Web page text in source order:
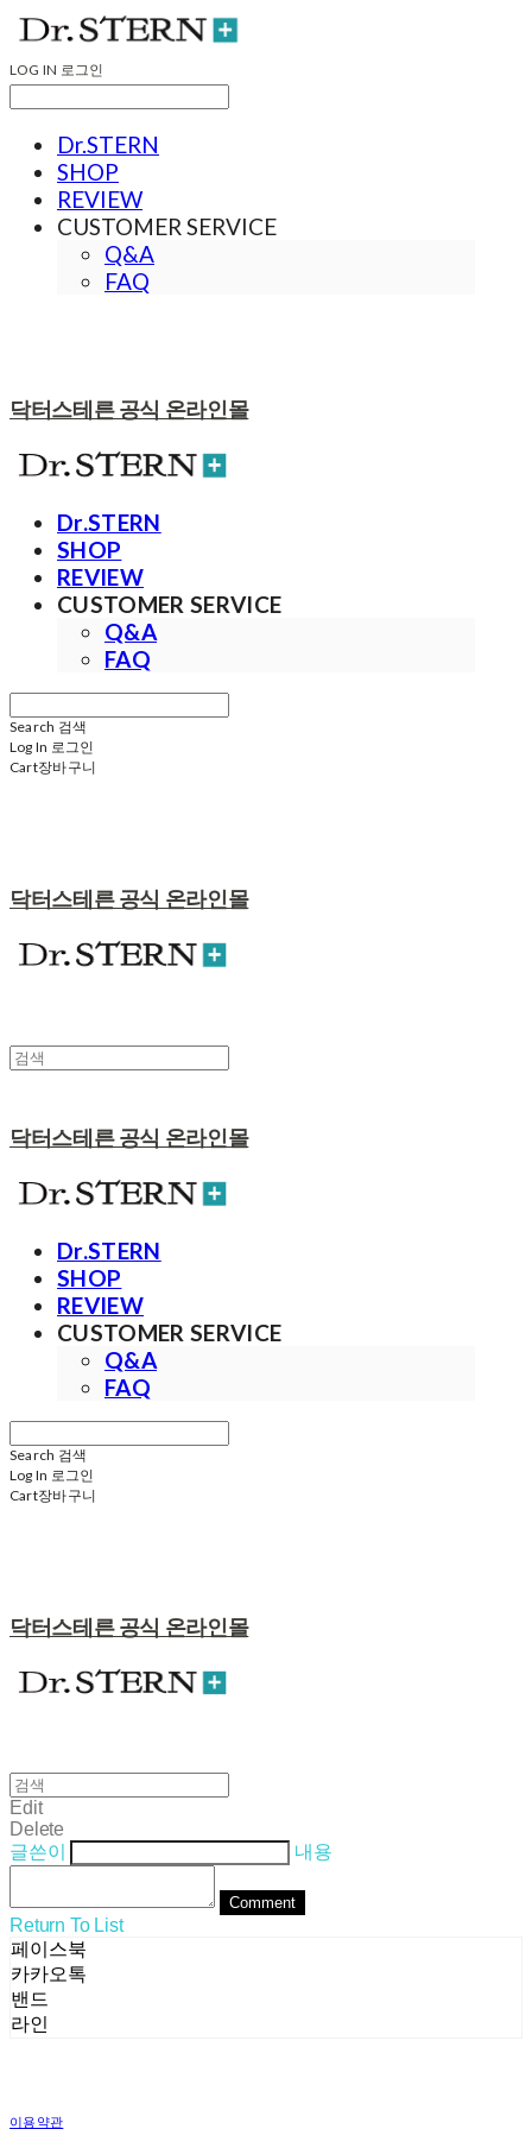
LOG IN 로그인
Dr.STERN
SHOP
REVIEW
CUSTOMER SERVICE
Q&A
FAQ
닥터스테른 공식 온라인몰
Dr.STERN
SHOP
REVIEW
CUSTOMER SERVICE
Q&A
FAQ
Search 검색
Log In 로그인
Cart장바구니
닥터스테른 공식 온라인몰
닥터스테른 공식 온라인몰
Dr.STERN
SHOP
REVIEW
CUSTOMER SERVICE
Q&A
FAQ
Search 검색
Log In 로그인
Cart장바구니
닥터스테른 공식 온라인몰
Edit
Delete
글쓴이
내용
Comment
Return To List
페이스북
카카오톡
밴드
라인
이용약관